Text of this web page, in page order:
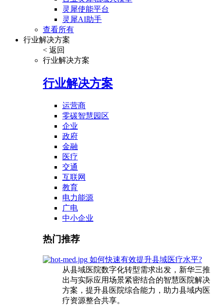
灵犀使能平台
灵犀AI助手
查看所有
行业解决方案
< 返回
行业解决方案
行业解决方案
运营商
零碳智慧园区
企业
政府
金融
医疗
交通
互联网
教育
电力能源
广电
中小企业
热门推荐
如何快速有效提升县域医疗水平?
从县域医院数字化转型需求出发，新华三推
出与实际应用场景紧密结合的智慧医院解决
方案，提升县医院综合能力，助力县域内医
疗资源整合共享。